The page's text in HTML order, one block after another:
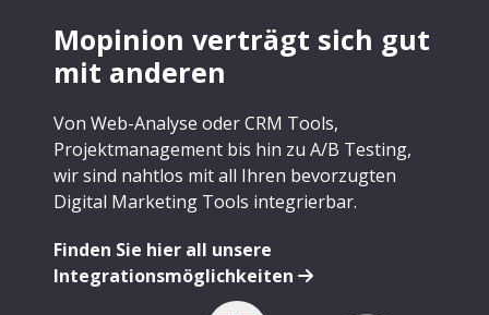
Mopinion verträgt sich gut
mit anderen
Von Web-Analyse oder CRM Tools,
Projektmanagement bis hin zu A/B Testing,
wir sind nahtlos mit all Ihren bevorzugten
Digital Marketing Tools integrierbar.
Finden Sie hier all unsere
Integrationsmöglichkeiten